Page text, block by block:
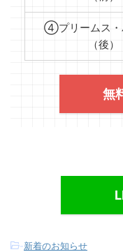
④プリームス・
（後）
無
-新着のお知らせ